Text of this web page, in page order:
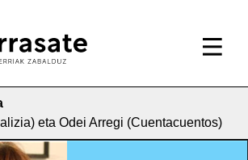
eta Odei Arregi (Cuentacuentos)